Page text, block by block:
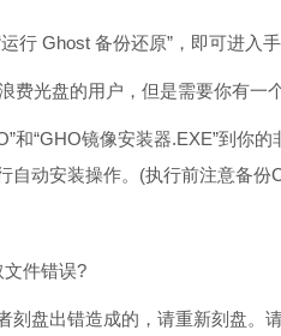
行 Ghost 备份还原”，即可进入
费光盘的用户，但是需要你有一
和“GHO镜像安装器.EXE”到你
自动安装操作。(执行前注意备份
件错误?
刻盘出错造成的，请重新刻盘。